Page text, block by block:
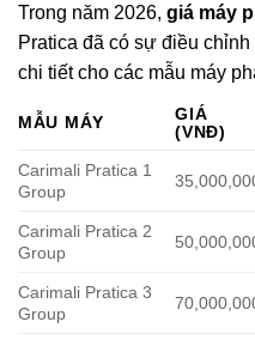
Trong năm 2026, giá máy
Pratica đã có sự điều
chi tiết cho các mẫu máy
MẪU MÁY
GIÁ
(VNĐ)
Carimali Pratica 1
Group
Carimali Pratica 2
Group
Carimali Pratica 3
Group